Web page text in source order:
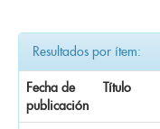
Resultados por ítem:
Fecha de
publicación
Título